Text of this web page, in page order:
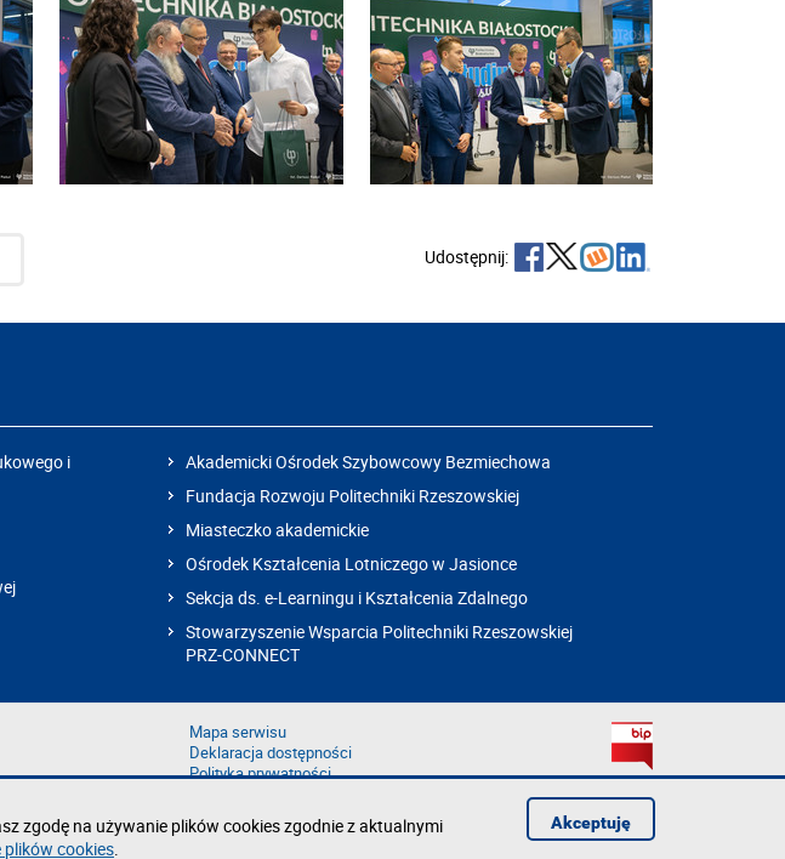
Udostępnij:
i
Akademicki Ośrodek Szybowcowy Bezmiechowa
Fundacja Rozwoju Politechniki Rzeszowskiej
Miasteczko akademickie
Ośrodek Kształcenia Lotniczego w Jasionce
Sekcja ds. e-Learningu i Kształcenia Zdalnego
Stowarzyszenie Wsparcia Politechniki Rzeszowskiej
PRZ-CONNECT
Mapa serwisu
Deklaracja dostępności
Polityka prywatności
Zgłoś naruszenie
zgodę na używanie plików cookies zgodnie z aktualnymi
cookies.
Akceptuję